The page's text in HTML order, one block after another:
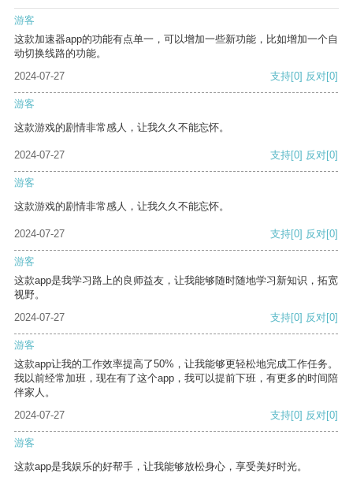
游客
这款加速器app的功能有点单一，可以增加一些新功能，比如增加一个自
动切换线路的功能。
2024-07-27
支持[0] 反对[0]
游客
这款游戏的剧情非常感人，让我久久不能忘怀。
2024-07-27 支持[0] 反对[0]
游客
这款游戏的剧情非常感人，让我久久不能忘怀。
2024-07-27 支持[0] 反对[0]
游客
这款app是我学习路上的良师益友，让我能够随时随地学习新知识，拓宽
视野。
2024-07-27
支持[0] 反对[0]
游客
这款app让我的工作效率提高了50%，让我能够更轻松地完成工作任务。
我以前经常加班，现在有了这个app，我可以提前下班，有更多的时间陪
伴家人。
2024-07-27
支持[0] 反对[0]
游客
这款app是我娱乐的好帮手，让我能够放松身心，享受美好时光。